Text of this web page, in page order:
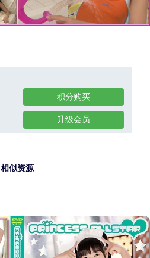
积分购买
升级会员
相似资源